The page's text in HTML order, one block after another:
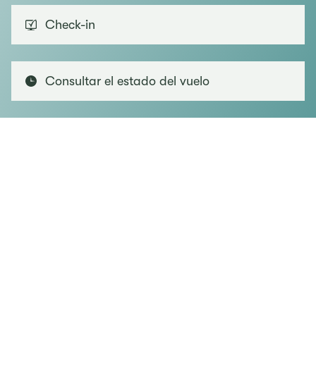
Check-in
Consultar el estado del vuelo